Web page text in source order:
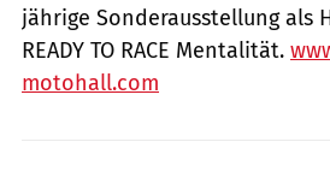
jährige Sonderausstellung als
READY TO RACE Mentalität.
motohall.com